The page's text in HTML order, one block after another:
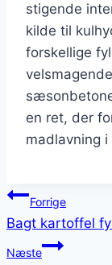
stigende
kilde til
forskellige
en ret, der
madlavning
Forrige
Bagt kartoffel
Næste